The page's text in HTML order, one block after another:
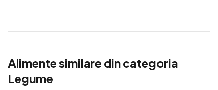
Alimente similare din categoria
Legume